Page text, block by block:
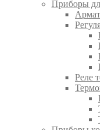
Приборы
Реле